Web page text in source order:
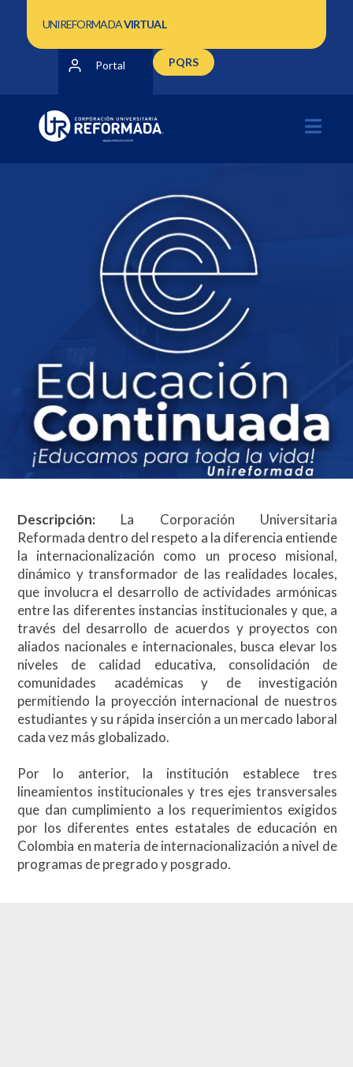
UNIREFORMADAVIRTUAL
Portal PQRS
Descripción: La Corporación Universitaria
Reformada dentro del respeto a la diferencia entiende
la internacionalización como un proceso misional,
dinámico y transformador de las realidades locales,
que involucra el desarrollo de actividades armónicas
entre las diferentes instancias institucionales y que, a
través del desarrollo de acuerdos y proyectos con
aliados nacionales e internacionales, busca elevar los
niveles de calidad educativa, consolidación de
comunidades académicas y de investigación
permitiendo la proyección internacional de nuestros
estudiantes y su rápida inserción a un mercado laboral
cada vez más globalizado.
Por lo anterior, la institución establece tres
lineamientos institucionales y tres ejes transversales
que dan cumplimiento a los requerimientos exigidos
por los diferentes entes estatales de educación en
Colombia en materia de internacionalización a nivel de
programas de pregrado y posgrado.